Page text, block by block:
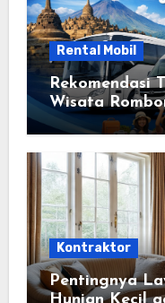
Rental Mobil
Rekomendasi
Wisata
Kontraktor
Pentingnya
Hunian Kecil